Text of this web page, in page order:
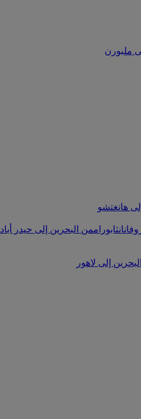
ملبورن
هانغتشو
من البحرين إلى حيدر أباد
إلى لاهور